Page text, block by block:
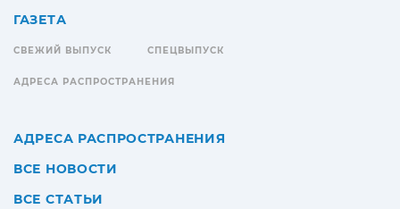
ГАЗЕТА
СВЕЖИЙ ВЫПУСК СПЕЦВЫПУСК
АДРЕСА РАСПРОСТРАНЕНИЯ
АДРЕСА РАСПРОСТРАНЕНИЯ
ВСЕ НОВОСТИ
ВСЕ СТАТЬИ